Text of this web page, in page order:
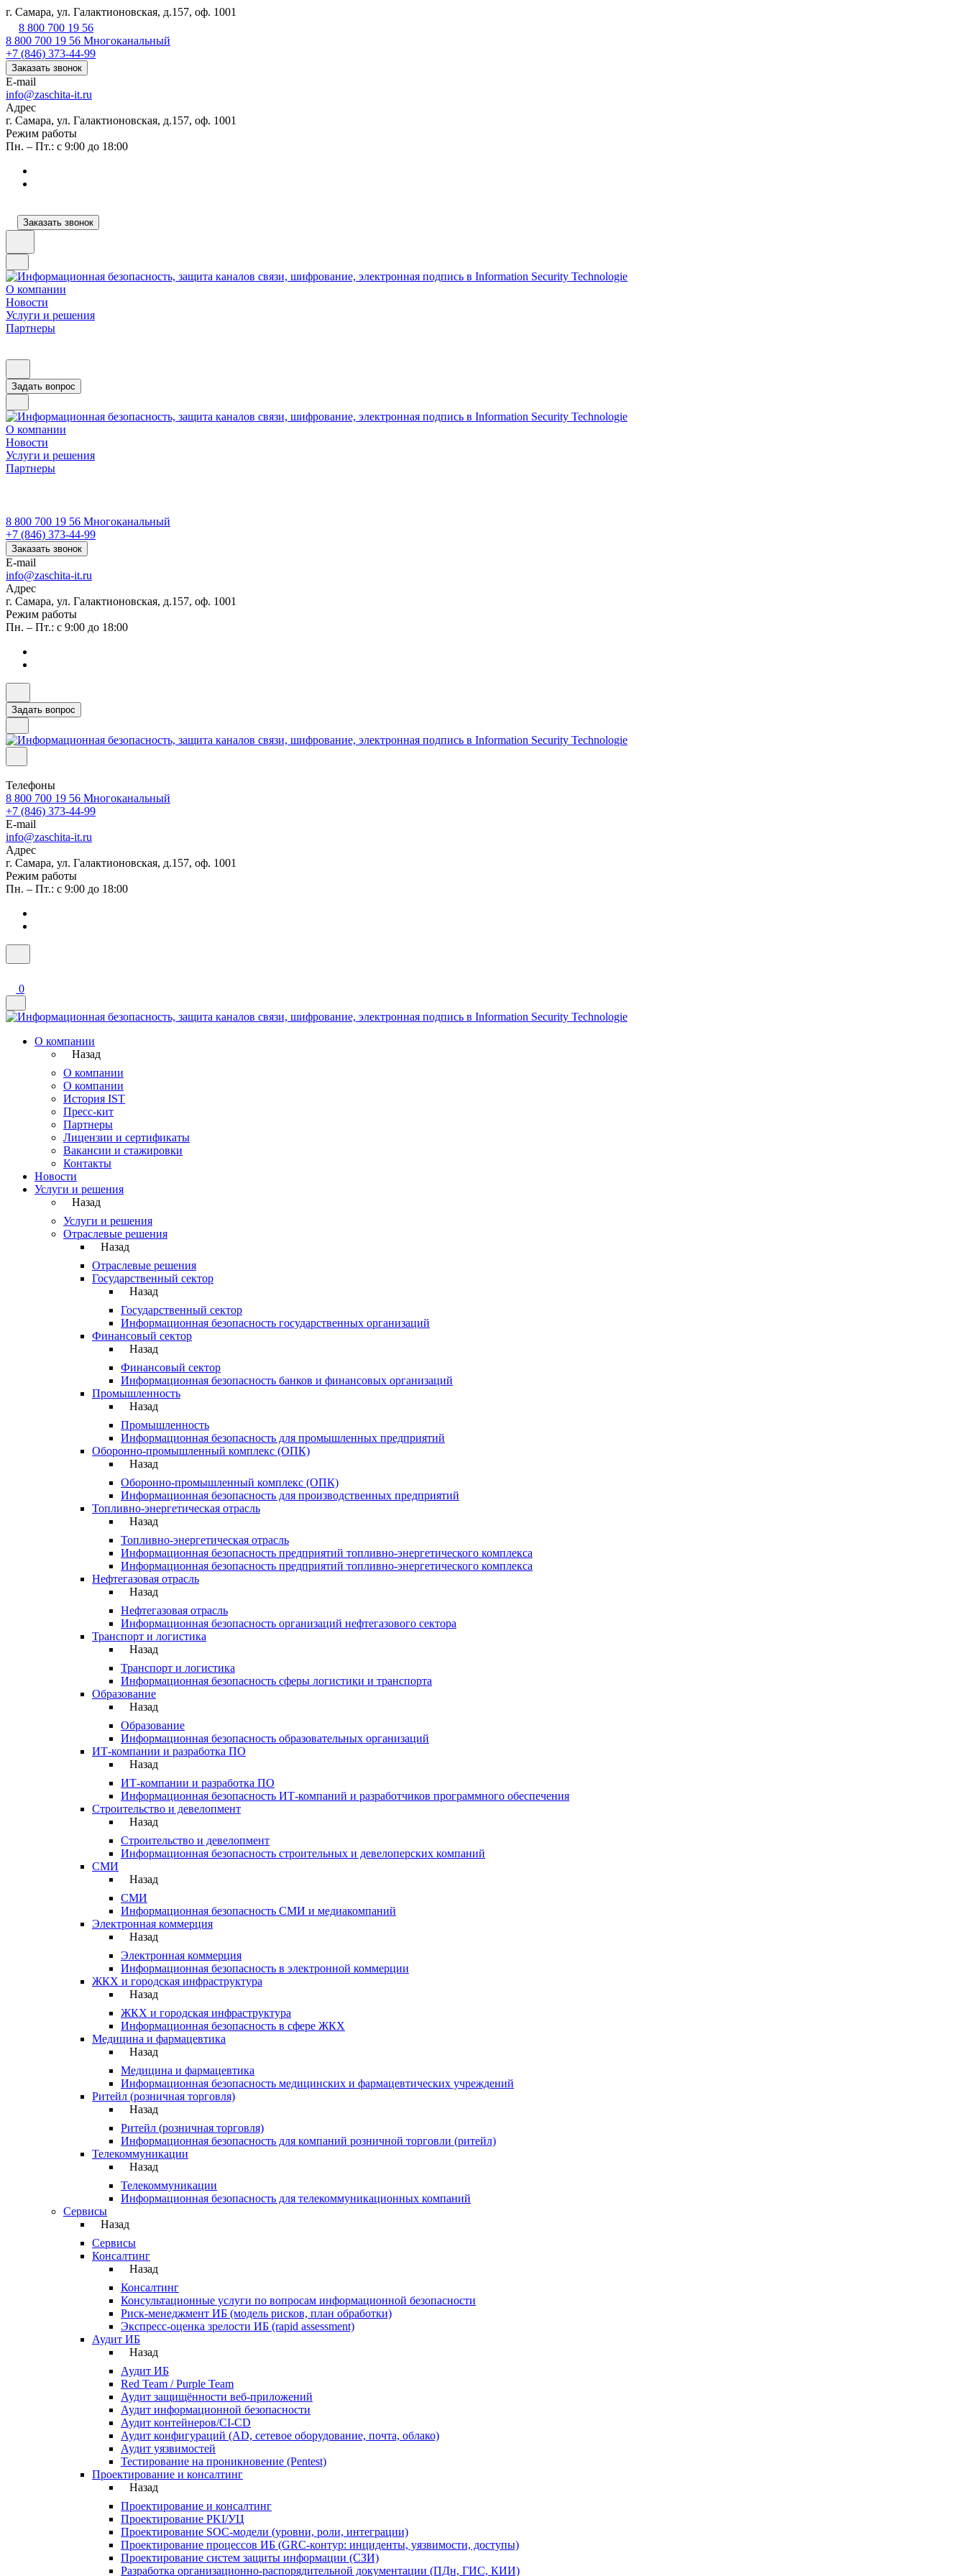
г. Самара, ул. Галактионовская, д.157, оф. 1001
8 800 700 19 56
8 800 700 19 56 Многоканальный
+7 (846) 373-44-99
Заказать звонок
E-mail
info@zaschita-it.ru
Адрес
г. Самара, ул. Галактионовская, д.157, оф. 1001
Режим работы
Пн. – Пт.: с 9:00 до 18:00
Заказать звонок
О компании
Новости
Услуги и решения
Партнеры
Задать вопрос
О компании
Новости
Услуги и решения
Партнеры
8 800 700 19 56 Многоканальный
+7 (846) 373-44-99
Заказать звонок
E-mail
info@zaschita-it.ru
Адрес
г. Самара, ул. Галактионовская, д.157, оф. 1001
Режим работы
Пн. – Пт.: с 9:00 до 18:00
Задать вопрос
Телефоны
8 800 700 19 56 Многоканальный
+7 (846) 373-44-99
E-mail
info@zaschita-it.ru
Адрес
г. Самара, ул. Галактионовская, д.157, оф. 1001
Режим работы
Пн. – Пт.: с 9:00 до 18:00
0
О компании
Назад
О компании
О компании
История IST
Пресс-кит
Партнеры
Лицензии и сертификаты
Вакансии и стажировки
Контакты
Новости
Услуги и решения
Назад
Услуги и решения
Отраслевые решения
Назад
Отраслевые решения
Государственный сектор
Назад
Государственный сектор
Информационная безопасность государственных организаций
Финансовый сектор
Назад
Финансовый сектор
Информационная безопасность банков и финансовых организаций
Промышленность
Назад
Промышленность
Информационная безопасность для промышленных предприятий
Оборонно-промышленный комплекс (ОПК)
Назад
Оборонно-промышленный комплекс (ОПК)
Информационная безопасность для производственных предприятий
Топливно-энергетическая отрасль
Назад
Топливно-энергетическая отрасль
Информационная безопасность предприятий топливно-энергетического комплекса
Информационная безопасность предприятий топливно-энергетического комплекса
Нефтегазовая отрасль
Назад
Нефтегазовая отрасль
Информационная безопасность организаций нефтегазового сектора
Транспорт и логистика
Назад
Транспорт и логистика
Информационная безопасность сферы логистики и транспорта
Образование
Назад
Образование
Информационная безопасность образовательных организаций
ИТ‑компании и разработка ПО
Назад
ИТ‑компании и разработка ПО
Информационная безопасность ИТ-компаний и разработчиков программного обеспечения
Строительство и девелопмент
Назад
Строительство и девелопмент
Информационная безопасность строительных и девелоперских компаний
СМИ
Назад
СМИ
Информационная безопасность СМИ и медиакомпаний
Электронная коммерция
Назад
Электронная коммерция
Информационная безопасность в электронной коммерции
ЖКХ и городская инфраструктура
Назад
ЖКХ и городская инфраструктура
Информационная безопасность в сфере ЖКХ
Медицина и фармацевтика
Назад
Медицина и фармацевтика
Информационная безопасность медицинских и фармацевтических учреждений
Ритейл (розничная торговля)
Назад
Ритейл (розничная торговля)
Информационная безопасность для компаний розничной торговли (ритейл)
Телекоммуникации
Назад
Телекоммуникации
Информационная безопасность для телекоммуникационных компаний
Сервисы
Назад
Сервисы
Консалтинг
Назад
Консалтинг
Консультационные услуги по вопросам информационной безопасности
Риск‑менеджмент ИБ (модель рисков, план обработки)
Экспресс‑оценка зрелости ИБ (rapid assessment)
Аудит ИБ
Назад
Аудит ИБ
Red Team / Purple Team
Аудит защищённости веб‑приложений
Аудит информационной безопасности
Аудит контейнеров/CI‑CD
Аудит конфигураций (AD, сетевое оборудование, почта, облако)
Аудит уязвимостей
Тестирование на проникновение (Pentest)
Проектирование и консалтинг
Назад
Проектирование и консалтинг
Проектирование PKI/УЦ
Проектирование SOC‑модели (уровни, роли, интеграции)
Проектирование процессов ИБ (GRC‑контур: инциденты, уязвимости, доступы)
Проектирование систем защиты информации (СЗИ)
Разработка организационно-распорядительной документации (ПДн, ГИС, КИИ)